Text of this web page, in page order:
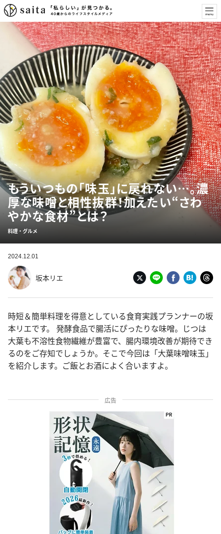
もういつもの「味玉」に戻れない…。濃
厚な味噌と相性抜群！加えたい“さわ
やかな食材”とは？
料理・グルメ
2024.12.01
坂本リエ
時短＆簡単料理を得意としている食育実践プランナーの坂
本リエです。 発酵食品で腸活にぴったりな味噌。じつは
大葉も不溶性食物繊維が豊富で、腸内環境改善が期待でき
るのをご存知でしょうか。そこで今回は「大葉味噌味玉」
を紹介します。ご飯とお酒によく合いますよ。
広告